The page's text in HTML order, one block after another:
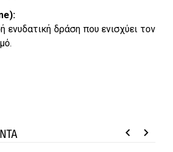
ενυδατική δράση που ενισχύει τον
keyboard_arrow_left keyboard_arrow_right